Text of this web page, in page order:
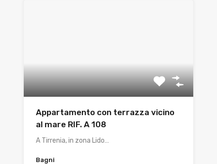
Appartamento con terrazza vicino
al mare RIF. A 108
A Tirrenia, in zona Lido…
Bagni